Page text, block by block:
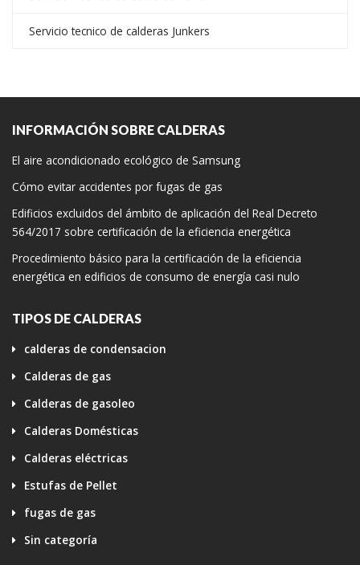
Servicio tecnico de calderas Junkers
INFORMACIÓN SOBRE CALDERAS
El aire acondicionado ecológico de Samsung
Cómo evitar accidentes por fugas de gas
Edificios excluidos del ámbito de aplicación del Real Decreto
564/2017 sobre certificación de la eficiencia energética
Procedimiento básico para la certificación de la eficiencia
energética en edificios de consumo de energía casi nulo
TIPOS DE CALDERAS
calderas de condensacion
Calderas de gas
Calderas de gasoleo
Calderas Domésticas
Calderas eléctricas
Estufas de Pellet
fugas de gas
Sin categoría